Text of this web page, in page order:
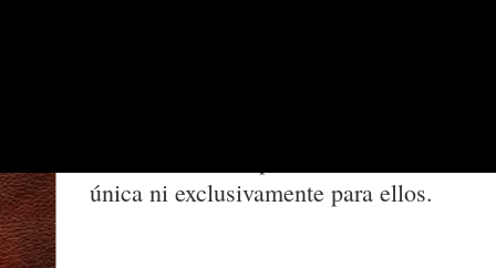
única ni exclusivamente para ellos.